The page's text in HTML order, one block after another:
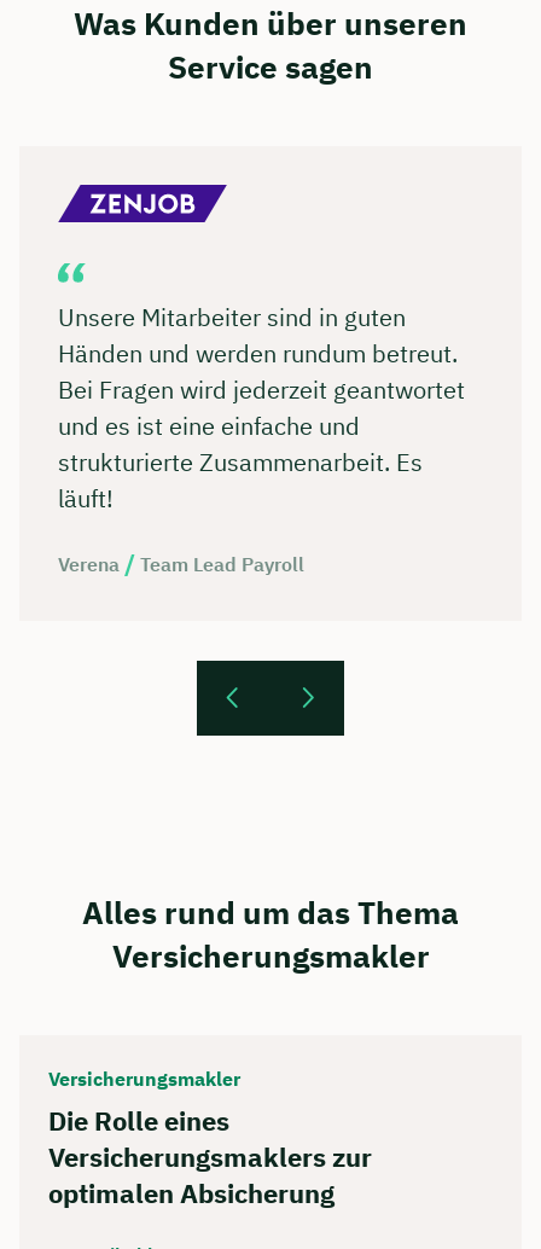
Was Kunden über unseren
Service sagen
Unsere Mitarbeiter sind in guten
Händen und werden rundum betreut.
Bei Fragen wird jederzeit geantwortet
und es ist eine einfache und
strukturierte Zusammenarbeit. Es
läuft!
Verena / Team Lead Payroll
Alles rund um das Thema
Versicherungsmakler
Versicherungsmakler
Die Rolle eines
Versicherungsmaklers zur
optimalen Absicherung
Jetzt persönliches